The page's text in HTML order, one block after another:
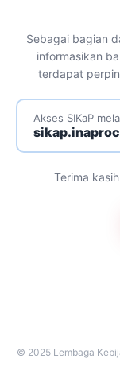
Sebagai bagian
informasikan
terdapat
Akses SIKaP
Terima
© 2025 Lembaga